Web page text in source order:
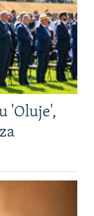
'Oluje',